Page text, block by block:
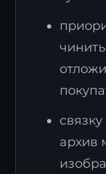
архив